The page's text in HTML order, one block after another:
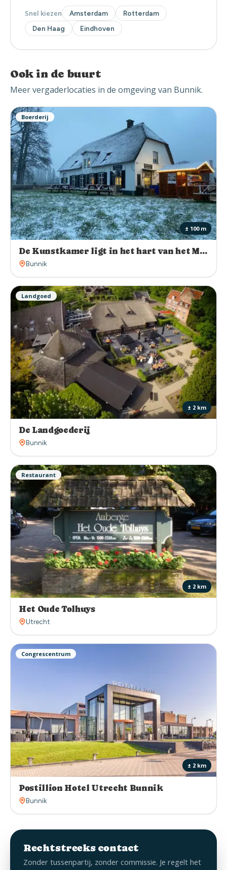
Snel kiezen Amsterdam
Rotterdam
Den Haag
Eindhoven
Ook in de buurt
Meer vergaderlocaties in de omgeving van Bunnik.
Boerderij
± 100 m
De Kunstkamer ligt in het hart van het Monumentenkwartier Utrecht.
Bunnik
Landgoed
± 2 km
De Landgoederij
Bunnik
Restaurant
± 2 km
Het Oude Tolhuys
Utrecht
Congrescentrum
± 2 km
Postillion Hotel Utrecht Bunnik
Bunnik
Rechtstreeks contact
Zonder tussenpartij, zonder commissie. Je regelt het